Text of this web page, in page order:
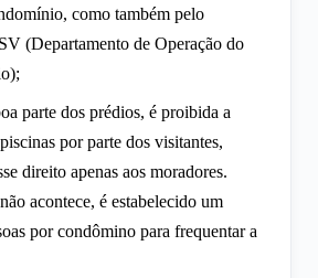
como também pelo
(Departamento de Operação do
parte dos prédios, é proibida a
por parte dos visitantes,
direito apenas aos moradores.
acontece, é estabelecido um
por condômino para frequentar a